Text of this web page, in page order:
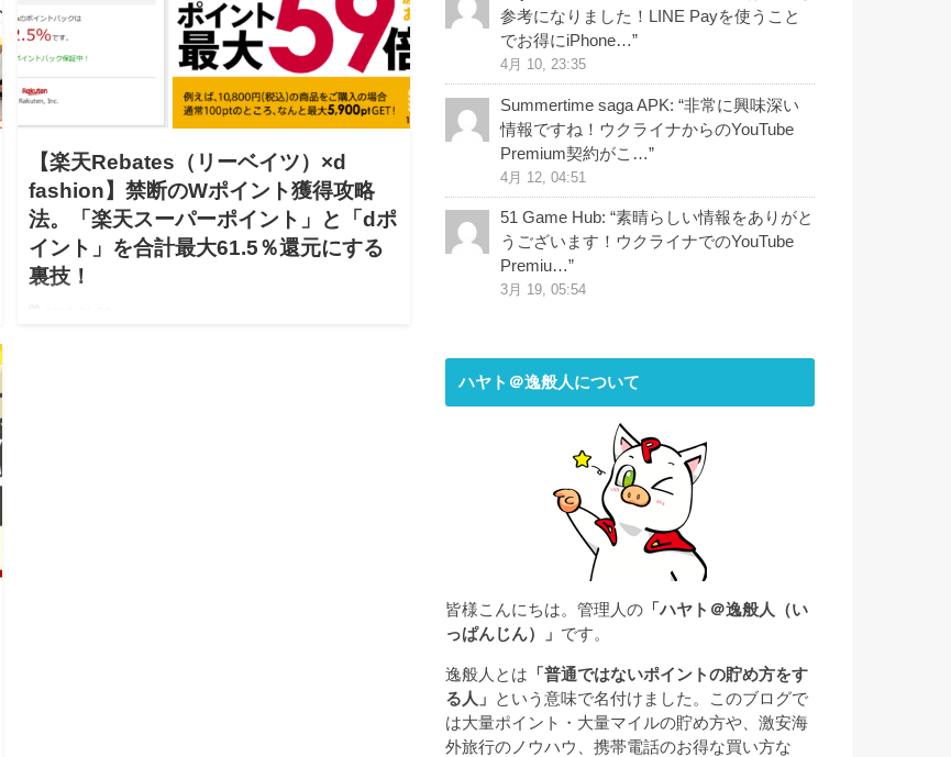
【楽天Rebates（リーベイツ）×d
fashion】禁断のWポイント獲得攻略
法。「楽天スーパーポイント」と「dポ
イント」を合計最大61.5％還元にする
裏技！
参考になりました！LINE Payを使うこと
でお得にiPhone…”
4月 10, 23:35
Summertime saga APK: “非常に興味深い
情報ですね！ウクライナからのYouTube
Premium契約がこ…”
4月 12, 04:51
51 Game Hub: “素晴らしい情報をありがと
うございます！ウクライナでのYouTube
Premiu…”
3月 19, 05:54
ハヤト＠逸般人について
皆様こんにちは。管理人の 「ハヤト＠逸般人（い
っぱんじん）」 です。
逸般人とは 「普通ではないポイントの貯め方をす
る人」
という意味で名付けました。このブログで
は大量ポイント・大量マイルの貯め方や、激安海
外旅行のノウハウ、携帯電話のお得な買い方な